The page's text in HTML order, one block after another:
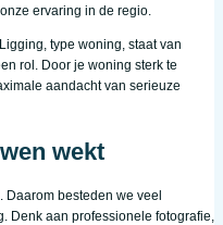
ervaring in de regio.
type woning, staat van
rol. Door je woning sterk te
aandacht van serieuze
wekt
Daarom besteden we veel
Denk aan professionele fotografie,